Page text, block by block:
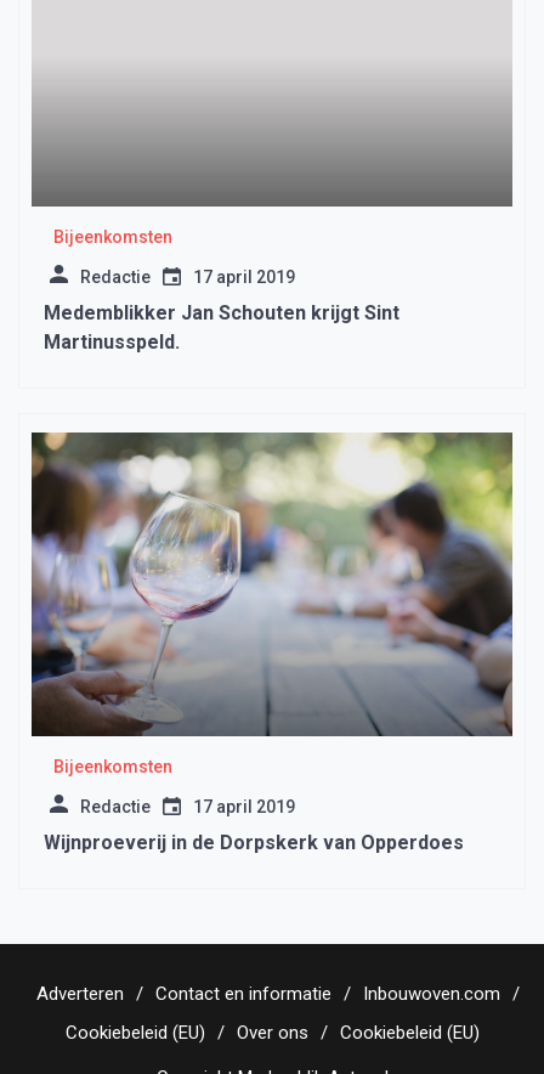
Bijeenkomsten
Redactie 17 april 2019
Medemblikker Jan Schouten krijgt Sint
Martinusspeld.
Bijeenkomsten
Redactie 17 april 2019
Wijnproeverij in de Dorpskerk van Opperdoes
Adverteren Contact en informatie
Inbouwoven.com
Cookiebeleid (EU)
Over ons Cookiebeleid (EU)